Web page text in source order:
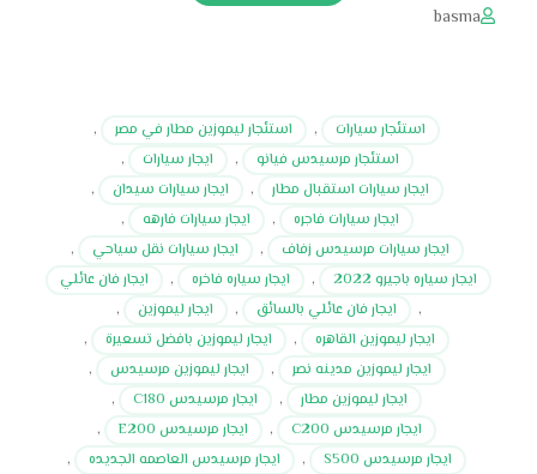
basma
استئجار سيارات , استئجار ليموزين مطار في مصر
,
استئجار مرسيدس فيانو
, ايجار سيارات
,
ايجار سيارات استقبال مطار
, ايجار سيارات سيدان
,
ايجار سيارات فاجره
, ايجار سيارات فارهه
,
ايجار سيارات مرسيدس زفاف
, ايجار سيارات نقل سياحي
,
ايجار سياره باجيرو 2022
, ايجار سياره فاخره ,
ايجار فان عائلي
,
ايجار فان عائلي بالسائق , ايجار ليموزين
,
ايجار ليموزين القاهره
, ايجار ليموزين بافضل تسعيرة
,
ايجار ليموزين مدينه نصر
, ايجار ليموزين مرسيدس
,
ايجار ليموزين مطار
, ايجار مرسيدس C180
,
ايجار مرسيدس C200
, ايجار مرسيدس E200
,
ايجار مرسيدس S500
, ايجار مرسيدس العاصمه الجديده
,